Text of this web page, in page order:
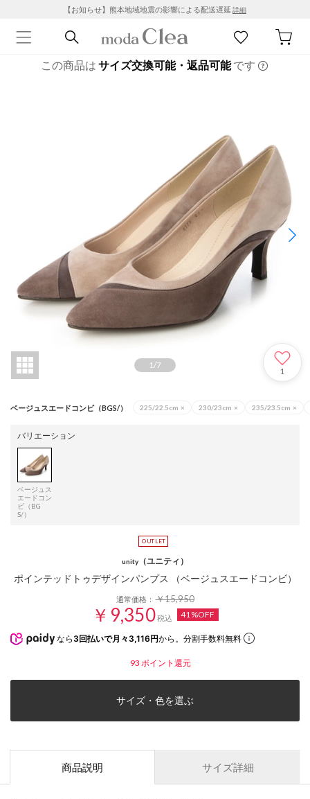
【お知らせ】熊本地域地震の影響による配送遅延 詳細
この商品は サイズ交換可能・返品可能です
1/7
1
ベージュスエードコンビ（BGS/） 225/22.5cm × 230/23cm × 235/23.5cm ×
バリエーション
ベージュス
エードコン
ビ（BG
S/）
unity （ユニティ）
ポインテッドトゥデザインパンプス （ベージュスエードコンビ）
通常価格：￥15,950
￥9,350税込 41%OFF
なら 3回払いで月々3,116円から。分割手数料無料
93 ポイント還元
サイズ・色を選ぶ
商品説明 サイズ詳細